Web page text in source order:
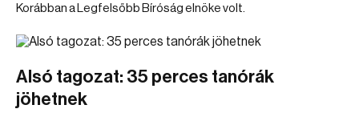
Korábban a Legfelsőbb Bíróság elnöke volt.
Alsó tagozat: 35 perces tanórák
jöhetnek